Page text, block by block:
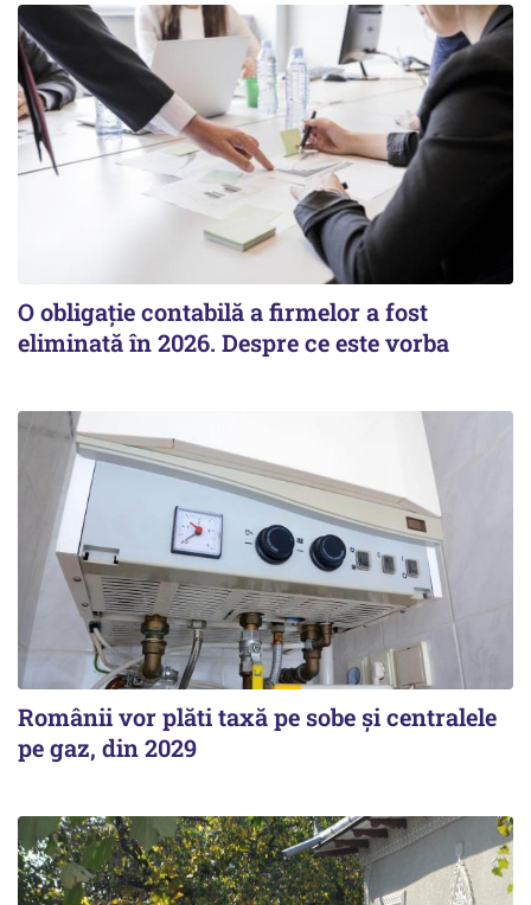
O obligație contabilă a firmelor a fost
eliminată în 2026. Despre ce este vorba
Românii vor plăti taxă pe sobe şi centralele
pe gaz, din 2029